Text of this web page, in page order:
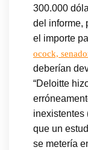
300.000
del informe,
el importe
ocock,
deberían
“Deloitte
que un
se metería